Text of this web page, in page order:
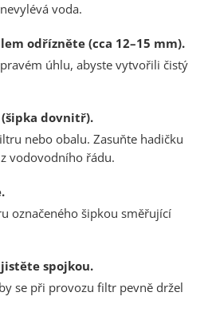
voda.
odřízněte (cca 12–15 mm).
úhlu, abyste vytvořili čistý
dovnitř).
nebo obalu. Zasuňte hadičku
vodovodního řádu.
označeného šipkou směřující
spojkou.
se při provozu filtr pevně držel